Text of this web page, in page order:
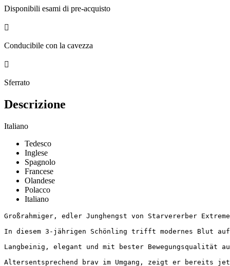
Disponibili esami di pre-acquisto

Conducibile con la cavezza

Sferrato
Descrizione
Italiano
Tedesco
Inglese
Spagnolo
Francese
Olandese
Polacco
Italiano
Großrahmiger, edler Junghengst von Starvererber
In diesem 3-jährigen Schönling trifft modernes Blut
Langbeinig, elegant und mit bester Bewegungsqualität
Altersentsprechend brav im Umgang, zeigt er bereits